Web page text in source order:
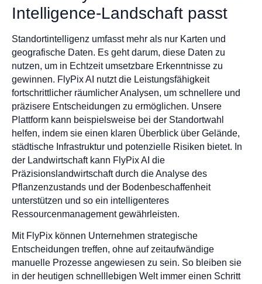
Intelligence-Landschaft passt
Standortintelligenz umfasst mehr als nur Karten und
geografische Daten. Es geht darum, diese Daten zu
nutzen, um in Echtzeit umsetzbare Erkenntnisse zu
gewinnen. FlyPix AI nutzt die Leistungsfähigkeit
fortschrittlicher räumlicher Analysen, um schnellere und
präzisere Entscheidungen zu ermöglichen. Unsere
Plattform kann beispielsweise bei der Standortwahl
helfen, indem sie einen klaren Überblick über Gelände,
städtische Infrastruktur und potenzielle Risiken bietet. In
der Landwirtschaft kann FlyPix AI die
Präzisionslandwirtschaft durch die Analyse des
Pflanzenzustands und der Bodenbeschaffenheit
unterstützen und so ein intelligenteres
Ressourcenmanagement gewährleisten.
Mit FlyPix können Unternehmen strategische
Entscheidungen treffen, ohne auf zeitaufwändige
manuelle Prozesse angewiesen zu sein. So bleiben sie
in der heutigen schnelllebigen Welt immer einen Schritt